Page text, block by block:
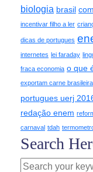
biologia brasil
incentivar filho a ler
dicas de portugues
internetes lei faraday
fraca economia o que
exportam carne brasileira
portugues uerj
redação enem
carnaval tdah
Search